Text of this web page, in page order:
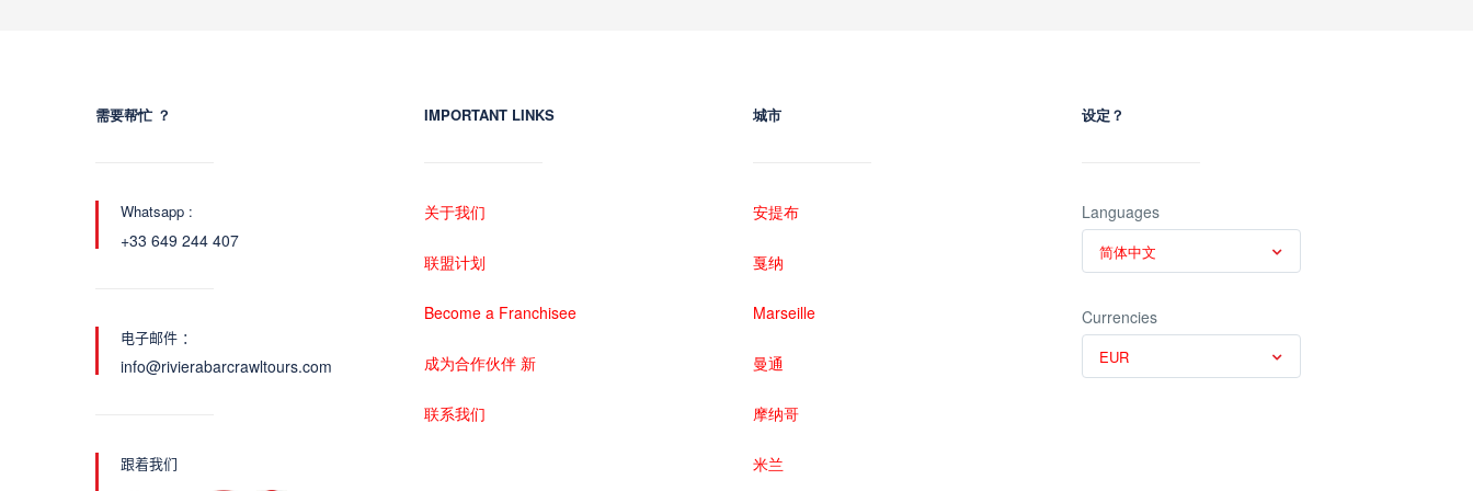
需要帮忙 ？
Whatsapp :
+33 649 244 407
电子邮件 ：
info@rivierabarcrawltours.com
跟着我们
IMPORTANT LINKS
关于我们
联盟计划
Become a Franchisee
成为合作伙伴 新
联系我们
城市
安提布
戛纳
Marseille
曼通
摩纳哥
米兰
设定？
Languages
简体中文
Currencies
EUR